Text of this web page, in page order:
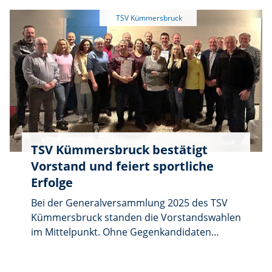
TSV Kümmersbruck bestätigt
Vorstand und feiert sportliche
Erfolge
Bei der Generalversammlung 2025 des TSV
Kümmersbruck standen die Vorstandswahlen
im Mittelpunkt. Ohne Gegenkandidaten